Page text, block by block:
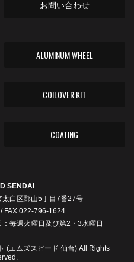
お問い合わせ
ALUMINUM WHEEL
COILOVER KIT
COATING
SENDAI
白区郡山5丁目7番27号
FAX.022-796-1624
毎週火曜日及び第2・3水曜日
(エムズスピード 仙台) All Rights